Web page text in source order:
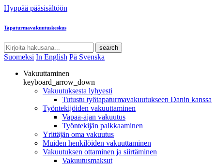
Hyppää pääsisältöön
Tapaturmavakuutuskeskus
search
Suomeksi In English På Svenska
Vakuuttaminen
keyboard_arrow_down
Vakuutuksesta lyhyesti
Tutustu työtapaturmavakuutukseen Danin kanssa
Työntekijöiden vakuuttaminen
Vapaa-ajan vakuutus
Työntekijän palkkaaminen
Yrittäjän oma vakuutus
Muiden henkilöiden vakuuttaminen
Vakuutuksen ottaminen ja siirtäminen
Vakuutusmaksut